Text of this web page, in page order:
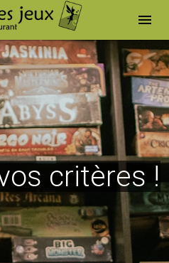
menu
critères !